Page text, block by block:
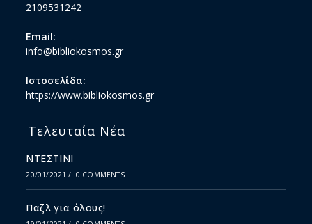
2109531242
Email:
info@bibliokosmos.gr
Ιστοσελίδα:
https://www.bibliokosmos.gr
Τελευταία Νέα
ΝΤΕΣΤΙΝΙ
20/01/2021 / 0 COMMENTS
Παζλ για όλους!